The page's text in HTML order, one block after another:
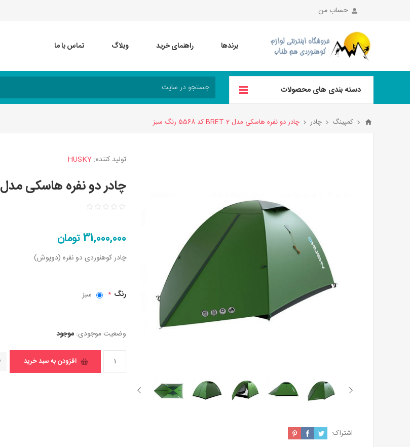
حساب من
برندها راهنمای خرید وبلاگ تماس با ما
دسته بندی های محصولات
کمپینگ چادر چادر دو نفره هاسکی مدل BRET 2 کد 5568 رنگ سبز
تولید کننده: HUSKY
چادر دو نفره هاسکی مدل BRET 2 کد 5568 رنگ سبز
31,000,000 تومان
چادر کوهنوردی دو نفره (دوپوش)
رنگ * سبز
وضعیت موجودی: موجود
اشتراک: